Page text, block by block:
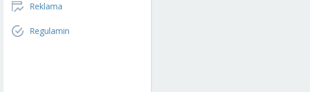
Reklama
Regulamin